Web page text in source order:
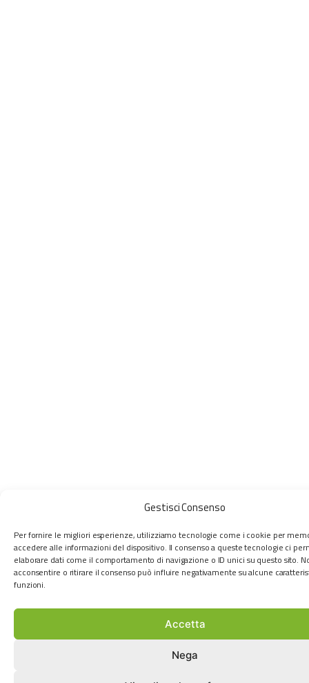
Gestisci Consenso
Per fornire le migliori esperienze, utilizziamo tecnologie come i cookie per
accedere alle informazioni del dispositivo. Il consenso a queste tecnologie ci
elaborare dati come il comportamento di navigazione o ID unici su questo sito.
acconsentire o ritirare il consenso può influire negativamente su alcune
funzioni.
Accetta
Nega